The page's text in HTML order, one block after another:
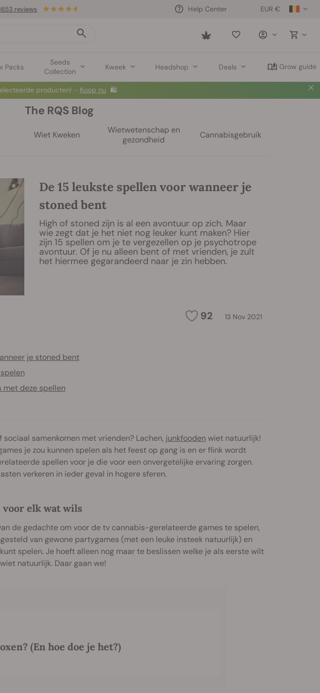
EUR €
Help Center
Saved
Packs
Seeds
Collection
Kweek Headshop Deals Grow guide
reviews
producten! ⏤ Koop nu 🛍️
The RQS Blog
Wiet Kweken
Wietwetenschap en
gezondheid
Cannabisgebruik
De 15 leukste spellen voor wanneer je
stoned bent
High of stoned zijn is al een avontuur op zich. Maar
wie zegt dat je het niet nog leuker kunt maken? Hier
zijn 15 spellen om je te vergezellen op je psychotrope
avontuur. Of je nu alleen bent of met vrienden, je zult
het hiermee gegarandeerd naar je zin hebben.
92 13 Nov 2021
je stoned bent
met deze spellen
sociaal samenkomen met vrienden? Lachen, junkfooden wiet natuurlijk!
je zou kunnen spelen als het feest op gang is en er flink wordt
spellen voor je die voor een onvergetelijke ervaring zorgen.
verkeren in ieder geval in hogere sferen.
voor elk wat wils
de gedachte om voor de tv cannabis-gerelateerde games te spelen,
van gewone partygames (met een leuke insteek natuurlijk) en
spelen. Je hoeft alleen nog maar te beslissen welke je als eerste wilt
natuurlijk. Daar gaan we!
(En hoe doe je het?)